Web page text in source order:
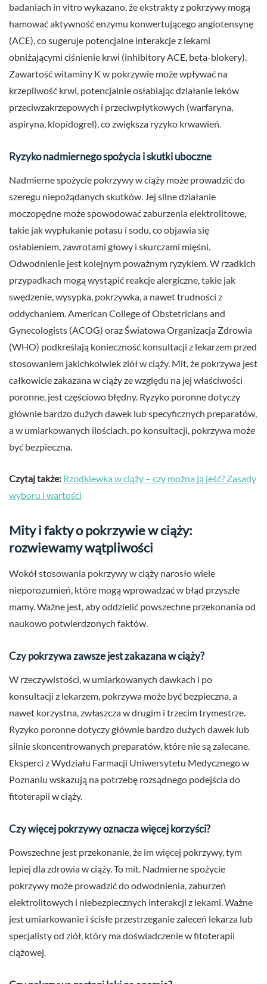
badaniach in vitro wykazano, że ekstrakty z pokrzywy mogą
hamować aktywność enzymu konwertującego angiotensynę
(ACE), co sugeruje potencjalne interakcje z lekami
obniżającymi ciśnienie krwi (inhibitory ACE, beta-blokery).
Zawartość witaminy K w pokrzywie może wpływać na
krzepliwość krwi, potencjalnie osłabiając działanie leków
przeciwzakrzepowych i przeciwpłytkowych (warfaryna,
aspiryna, klopidogrel), co zwiększa ryzyko krwawień.
Ryzyko nadmiernego spożycia i skutki uboczne
Nadmierne spożycie pokrzywy w ciąży może prowadzić do
szeregu niepożądanych skutków. Jej silne działanie
moczopędne może spowodować zaburzenia elektrolitowe,
takie jak wypłukanie potasu i sodu, co objawia się
osłabieniem, zawrotami głowy i skurczami mięśni.
Odwodnienie jest kolejnym poważnym ryzykiem. W rzadkich
przypadkach mogą wystąpić reakcje alergiczne, takie jak
swędzenie, wysypka, pokrzywka, a nawet trudności z
oddychaniem. American College of Obstetricians and
Gynecologists (ACOG) oraz Światowa Organizacja Zdrowia
(WHO) podkreślają konieczność konsultacji z lekarzem przed
stosowaniem jakichkolwiek ziół w ciąży. Mit, że pokrzywa jest
całkowicie zakazana w ciąży ze względu na jej właściwości
poronne, jest częściowo błędny. Ryzyko poronne dotyczy
głównie bardzo dużych dawek lub specyficznych preparatów,
a w umiarkowanych ilościach, po konsultacji, pokrzywa może
być bezpieczna.
Czytaj także: Rzodkiewka w ciąży – czy można ją jeść? Zasady
wyboru i wartości
Mity i fakty o pokrzywie w ciąży:
rozwiewamy wątpliwości
Wokół stosowania pokrzywy w ciąży narosło wiele
nieporozumień, które mogą wprowadzać w błąd przyszłe
mamy. Ważne jest, aby oddzielić powszechne przekonania od
naukowo potwierdzonych faktów.
Czy pokrzywa zawsze jest zakazana w ciąży?
W rzeczywistości, w umiarkowanych dawkach i po
konsultacji z lekarzem, pokrzywa może być bezpieczna, a
nawet korzystna, zwłaszcza w drugim i trzecim trymestrze.
Ryzyko poronne dotyczy głównie bardzo dużych dawek lub
silnie skoncentrowanych preparatów, które nie są zalecane.
Eksperci z Wydziału Farmacji Uniwersytetu Medycznego w
Poznaniu wskazują na potrzebę rozsądnego podejścia do
fitoterapii w ciąży.
Czy więcej pokrzywy oznacza więcej korzyści?
Powszechne jest przekonanie, że im więcej pokrzywy, tym
lepiej dla zdrowia w ciąży. To mit. Nadmierne spożycie
pokrzywy może prowadzić do odwodnienia, zaburzeń
elektrolitowych i niebezpiecznych interakcji z lekami. Ważne
jest umiarkowanie i ścisłe przestrzeganie zaleceń lekarza lub
specjalisty od ziół, który ma doświadczenie w fitoterapii
ciążowej.